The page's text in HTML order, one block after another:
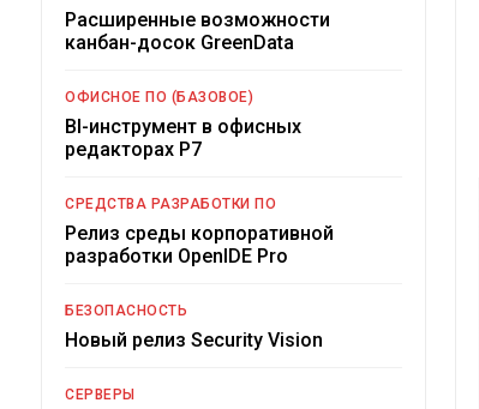
Расширенные возможности
канбан-досок GreenData
ОФИСНОЕ ПО (БАЗОВОЕ)
BI-инструмент в офисных
редакторах Р7
СРЕДСТВА РАЗРАБОТКИ ПО
Релиз среды корпоративной
разработки OpenIDE Pro
БЕЗОПАСНОСТЬ
Новый релиз Security Vision
СЕРВЕРЫ